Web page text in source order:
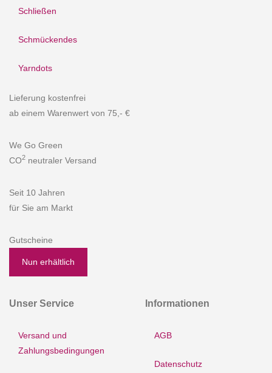
Schließen
Schmückendes
Yarndots
Lieferung kostenfrei
ab einem Warenwert von 75,- €
We Go Green
CO2 neutraler Versand
Seit 10 Jahren
für Sie am Markt
Gutscheine
Nun erhältlich
Unser Service
Versand und
Zahlungsbedingungen
Informationen
AGB
Datenschutz